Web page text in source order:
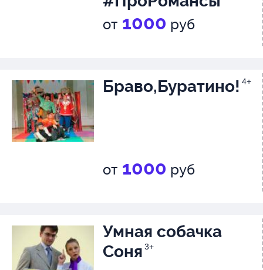
от 1000 руб
Браво,Буратино! 4+
от 1000 руб
Умная собачка
Соня 3+